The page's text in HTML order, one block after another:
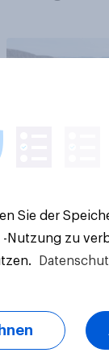
Sie der
-Nutzung zu